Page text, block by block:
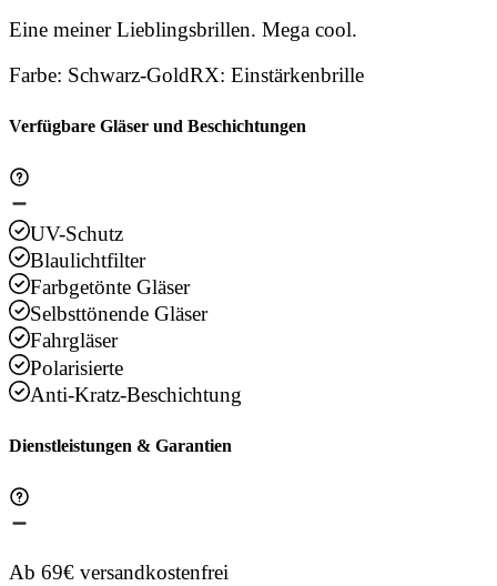
Eine meiner Lieblingsbrillen. Mega cool.
Farbe: Schwarz-GoldRX: Einstärkenbrille
Verfügbare Gläser und Beschichtungen
UV-Schutz
Blaulichtfilter
Farbgetönte Gläser
Selbsttönende Gläser
Fahrgläser
Polarisierte
Anti-Kratz-Beschichtung
Dienstleistungen & Garantien
Ab 69€ versandkostenfrei